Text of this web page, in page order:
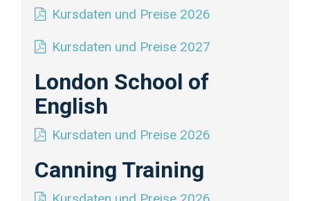
Kursdaten und Preise 2026
Kursdaten und Preise 2027
London School of
English
Kursdaten und Preise 2026
Canning Training